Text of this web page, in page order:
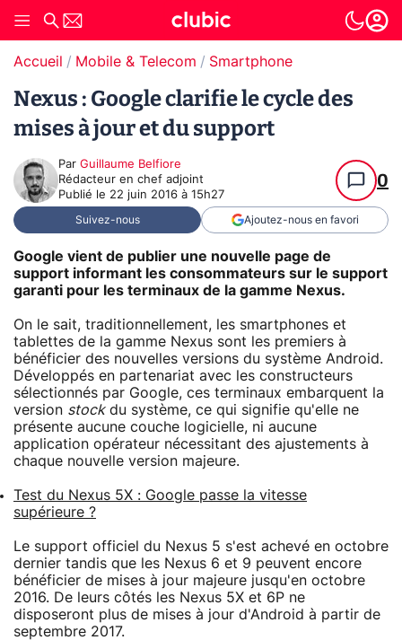
Accueil Mobile & Telecom Smartphone
Nexus : Google clarifie le cycle des
mises à jour et du support
Par Guillaume Belfiore
Rédacteur en chef adjoint
Publié le 22 juin 2016 à 15h27
0
Suivez-nous Ajoutez-nous en favori
Google vient de publier une nouvelle page de
support informant les consommateurs sur le support
garanti pour les terminaux de la gamme Nexus.
On le sait, traditionnellement, les smartphones et
tablettes de la gamme Nexus sont les premiers à
bénéficier des nouvelles versions du système Android.
Développés en partenariat avec les constructeurs
sélectionnés par Google, ces terminaux embarquent la
version stockdu système, ce qui signifie qu'elle ne
présente aucune couche logicielle, ni aucune
application opérateur nécessitant des ajustements à
chaque nouvelle version majeure.
Test du Nexus 5X : Google passe la vitesse
supérieure ?
Le support officiel du Nexus 5 s'est achevé en octobre
dernier tandis que les Nexus 6 et 9 peuvent encore
bénéficier de mises à jour majeure jusqu'en octobre
2016. De leurs côtés les Nexus 5X et 6P ne
disposeront plus de mises à jour d'Android à partir de
septembre 2017.